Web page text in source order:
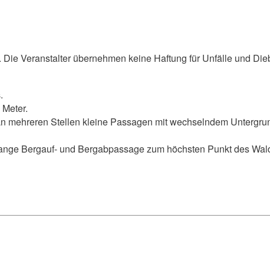
Veranstalter übernehmen keine Haftung für Unfälle und
Stellen kleine Passagen mit wechselndem
Bergauf- und Bergabpassage zum höchsten Punkt des